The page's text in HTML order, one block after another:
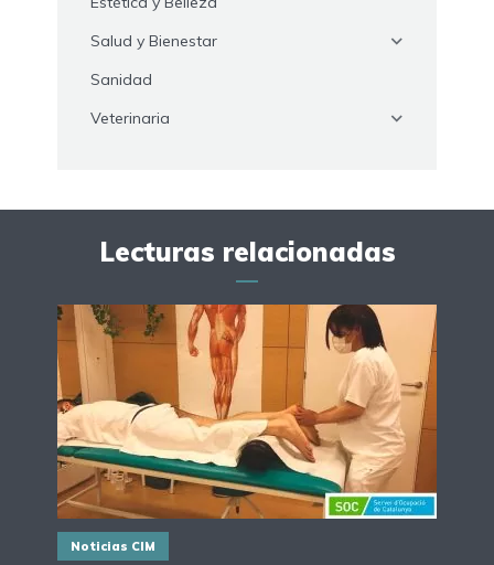
Salud y Bienestar
Sanidad
Veterinaria
Lecturas relacionadas
Noticias CIM